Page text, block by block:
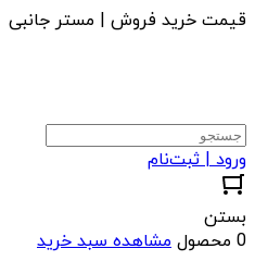
قیمت خرید فروش | مستر جانبی
ورود | ثبت‌نام
بستن
0 محصول
مشاهده سبد خرید